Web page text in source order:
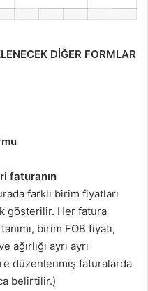
DİĞER FORMLAR
faturanın
farklı birim fiyatları
gösterilir. Her fatura
birim FOB fiyatı,
ayrı ayrı
düzenlenmiş faturalarda
belirtilir.)